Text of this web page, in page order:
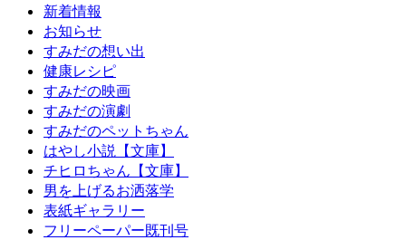
新着情報
お知らせ
すみだの想い出
健康レシピ
すみだの映画
すみだの演劇
すみだのペットちゃん
はやし小説【文庫】
チヒロちゃん【文庫】
男を上げるお洒落学
表紙ギャラリー
フリーペーパー既刊号